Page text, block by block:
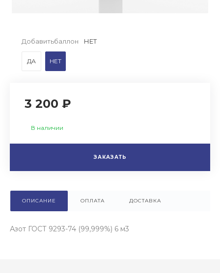
Добавитьбаллон НЕТ
ДА НЕТ
3 200 ₽
В наличии
ЗАКАЗАТЬ
ОПИСАНИЕ ОПЛАТА ДОСТАВКА
Азот ГОСТ 9293-74 (99,999%) 6 м3